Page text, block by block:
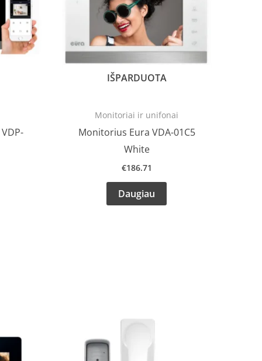
IŠPARDUOTA
Monitoriai ir unifonai
Monitorius Eura VDA-01C5
White
€186.71
Daugiau